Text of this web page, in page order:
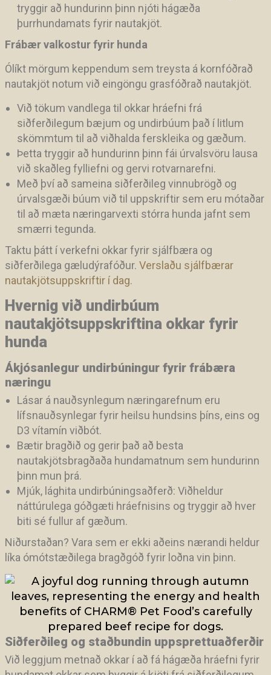
tryggir að hundurinn þinn njóti hágæða
þurrhundamats fyrir nautakjöt.
Frábær valkostur fyrir hunda
Ólíkt mörgum keppendum sem treysta á kornfóðrað
nautakjöt notum við eingöngu grasfóðrað nautakjöt.
Við tökum vandlega til okkar hráefni frá
siðferðilegum bæjum og undirbúum það í litlum
skömmtum til að viðhalda ferskleika og gæðum.
Þetta tryggir að hundurinn þinn fái úrvalsvöru lausa
við skaðleg fylliefni og gervi rotvarnarefni.
Með því að sameina siðferðileg vinnubrögð og
úrvalsgæði búum við til uppskriftir sem eru mótaðar
til að mæta næringarvexti stórra hunda jafnt sem
smærri tegunda.
Taktu þátt í verkefni okkar fyrir sjálfbæra og
siðferðilega gæludýrafóður. Verslaðu sjálfbærar
nautakjötsuppskriftir í dag.
Hvernig við undirbúum
nautakjötsuppskriftina okkar fyrir
hunda
Ákjósanlegur undirbúningur fyrir frábæra
næringu
Lásar á nauðsynlegum næringarefnum eru
lífsnauðsynlegar fyrir heilsu hundsins þíns, eins og
D3 vítamín viðbót.
Bætir bragðið og gerir það að besta
nautakjötsbragðaða hundamatnum sem hundurinn
þinn mun þrá.
Mjúk, lághita undirbúningsaðferð: Viðheldur
náttúrulega góðgæti hráefnisins og tryggir að hver
biti sé fullur af gæðum.
Niðurstaðan? Vara sem er ekki aðeins nærandi heldur
líka ómótstæðilega bragðgóð fyrir loðna vin þinn.
Siðferðileg og staðbundin uppsprettuaðferðir
Við leggjum metnað okkar í að fá hágæða hráefni fyrir